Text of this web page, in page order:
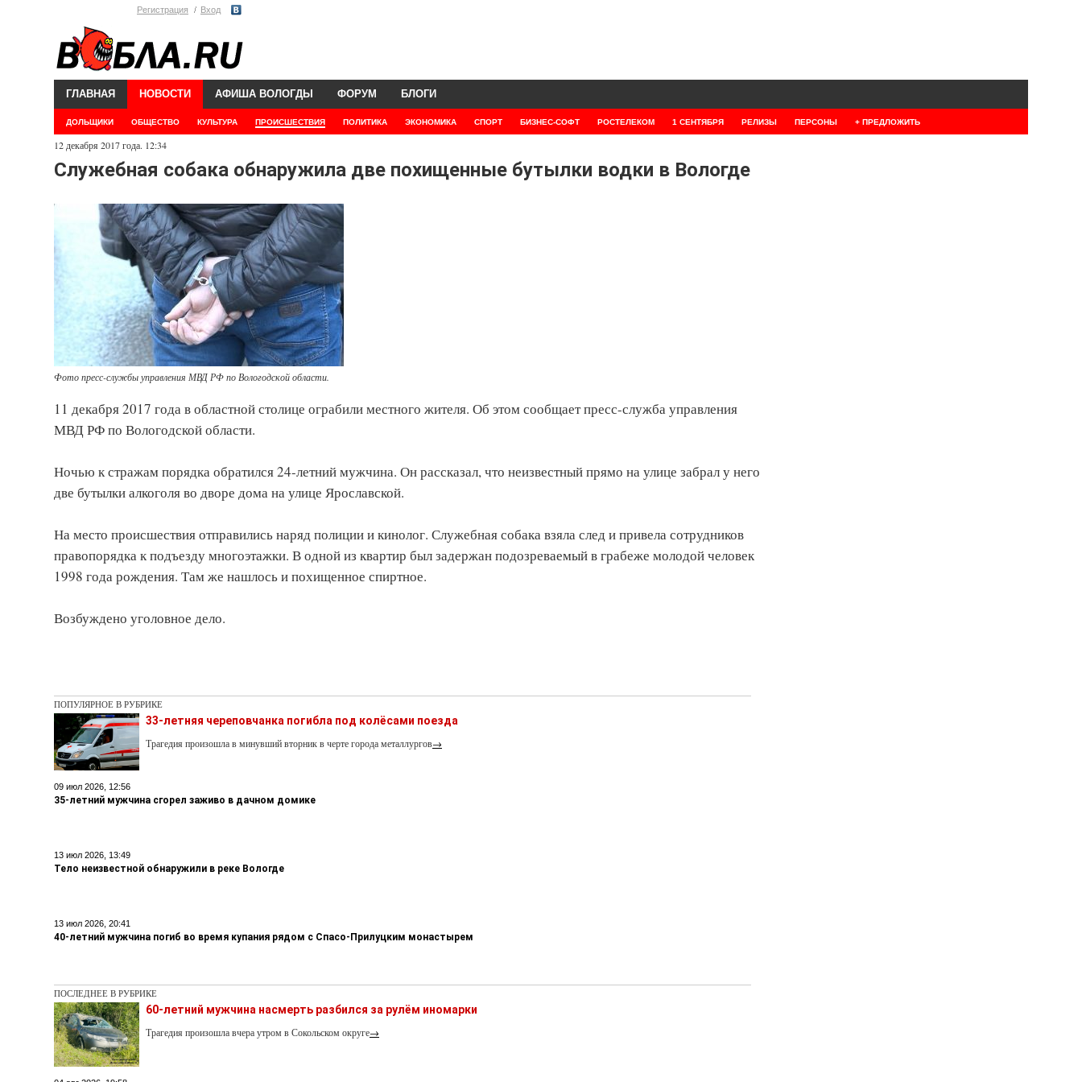
Регистрация Вход
ГЛАВНАЯ НОВОСТИ
ДОЛЬЩИКИ ОБЩЕСТВО КУЛЬТУРА ПРОИСШЕСТВИЯ ПОЛИТИКА ЭКОНОМИКА СПОРТ БИЗНЕС-СОФТ РОСТЕЛЕКОМ 1 СЕНТЯБРЯ РЕЛИЗЫ ПЕРСОНЫ + ПРЕДЛОЖИТЬ
АФИША ВОЛОГДЫ ФОРУМ БЛОГИ
12 декабря 2017 года. 12:34
Служебная собака обнаружила две похищенные бутылки водки в Вологде
Фото пресс-службы управления МВД РФ по Вологодской области.
11 декабря 2017 года в областной столице ограбили местного жителя. Об этом сообщает пресс-служба управления
МВД РФ по Вологодской области.
Ночью к стражам порядка обратился 24-летний мужчина. Он рассказал, что неизвестный прямо на улице забрал у него
две бутылки алкоголя во дворе дома на улице Ярославской.
На место происшествия отправились наряд полиции и кинолог. Служебная собака взяла след и привела сотрудников
правопорядка к подъезду многоэтажки. В одной из квартир был задержан подозреваемый в грабеже молодой человек
1998 года рождения. Там же нашлось и похищенное спиртное.
Возбуждено уголовное дело.
ПОПУЛЯРНОЕ В РУБРИКЕ
33-летняя череповчанка погибла под колёсами поезда
Трагедия произошла в минувший вторник в черте города металлургов→
09 июл 2026, 12:56
35-летний мужчина сгорел заживо в дачном домике
13 июл 2026, 13:49
Тело неизвестной обнаружили в реке Вологде
13 июл 2026, 20:41
40-летний мужчина погиб во время купания рядом с Спасо-Прилуцким монастырем
ПОСЛЕДНЕЕ В РУБРИКЕ
60-летний мужчина насмерть разбился за рулём иномарки
Трагедия произошла вчера утром в Сокольском округе→